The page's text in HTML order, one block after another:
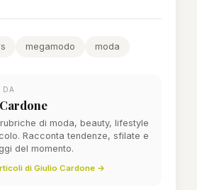
megamodo moda
DA
di moda, beauty, lifestyle
Racconta tendenze, sfilate e
del momento.
di Giulio Cardone →